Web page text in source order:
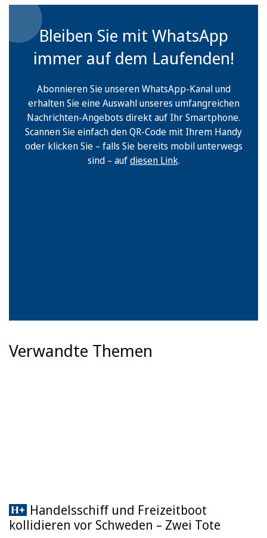
Bleiben Sie mit WhatsApp
immer auf dem Laufenden!
Abonnieren Sie unseren WhatsApp-Kanal und
erhalten Sie eine Auswahl unseres umfangreichen
Nachrichten-Angebots direkt auf Ihr Smartphone.
Scannen Sie einfach den QR-Code mit Ihrem Handy
oder klicken Sie – falls Sie bereits mobil unterwegs
sind – aufdiesen Link.
Verwandte Themen
Handelsschiff und Freizeitboot
kollidieren vor Schweden – Zwei Tote